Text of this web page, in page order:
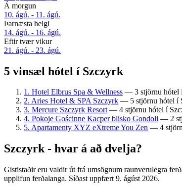
Á morgun
10. ágú. - 11. ágú.
Þarnæsta helgi
14. ágú. - 16. ágú.
Eftir tvær vikur
21. ágú. - 23. ágú.
5 vinsæl hótel í Szczyrk
1. Hotel Elbrus Spa & Wellness — 3 stjörnu hótel
2. Aries Hotel & SPA Szczyrk — 5 stjörnu hótel í
3. Mercure Szczyrk Resort— 4 stjörnu hótel í
4. Pokoje Gościnne Kacper blisko Gondoli — 2
5. Apartamenty XYZ eXtreme You Zen — 4
Szczyrk - hvar á að dvelja?
Gististaðir eru valdir út frá umsögnum raunverulegra
upplifun ferðalanga. Síðast uppfært 9. ágúst 2026.